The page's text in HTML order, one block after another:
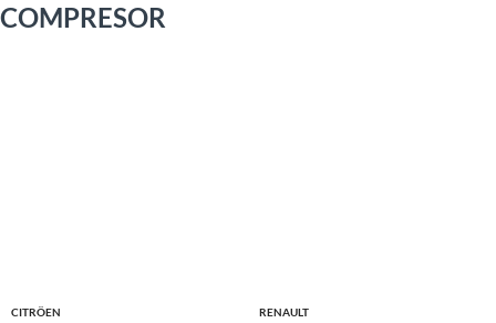
COMPRESOR
CITRÖEN
RENAULT